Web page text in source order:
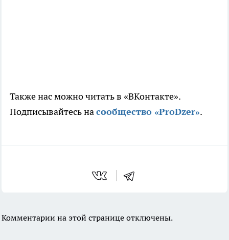
Также нас можно читать в «ВКонтакте».
Подписывайтесь насообщество «ProDzer».
Комментарии на этой странице отключены.